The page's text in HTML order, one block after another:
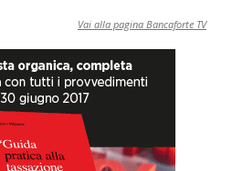
Vai alla pagina Bancaforte TV